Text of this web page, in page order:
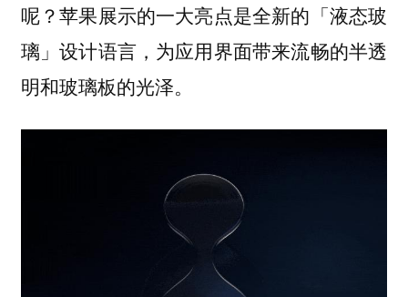
呢？苹果展示的一大亮点是全新的「液态玻
璃」设计语言，为应用界面带来流畅的半透
明和玻璃板的光泽。